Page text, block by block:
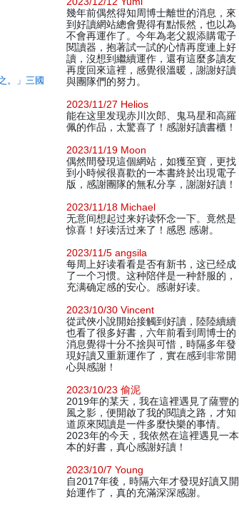
。」三國
幾年前偶然得知周博士離世的消息，來
到好讀網站總會覺得有點悵然，也以為
不會再運作了。今年為老父親添購電子
閱讀器，抱著試一試的心情再度連上好
讀，沒想到繼續運作，還有這麼多讀友
再度回來這裡，感覺很溫暖，謝謝好讀
與團隊們的努力。
2023/11/27 Helios
能在这里发现赤川次郎、鬼马星和高羅
佩的作品，太驚喜了！感謝好讀書櫃！
2023/11/19 Moon
偶然間發現這個網站，如獲至寶，更找
到小時候很喜歡的一本書終於出現電子
版，感謝團隊的無私分享，謝謝好讀！
2023/11/18 Michael
无意间想起过来好读怀念一下。竟然是
惊喜！好读活过来了！感恩 感谢。
2023/11/5 angsila
每周上好读看看是否有新书，这已经成
了一个习惯。这种陪伴是一种舒服的，
充满确定感的安心。感谢好读。
2023/10/30 Vincent
從武俠小說開始接觸到好讀，陸陸續續
也看了很多好書，六年前看到周博士的
消息覺得十分不捨與可惜，時隔多年發
現好讀又重新運作了，實在感到非常開
心與感謝！
2023/10/23 偷泥
2019年的某天，我在這裡遇見了薩豐的
風之影，便開啟了我的閱讀之路，才知
道原來閱讀是一件多麼快樂的事情。
2023年的今天，我依然在這裡遇見一本
本的好書，真心感謝好讀！
2023/10/7 Young
自2017年後，時隔六年才發現好讀又開
始運作了，真的充滿深深感謝。